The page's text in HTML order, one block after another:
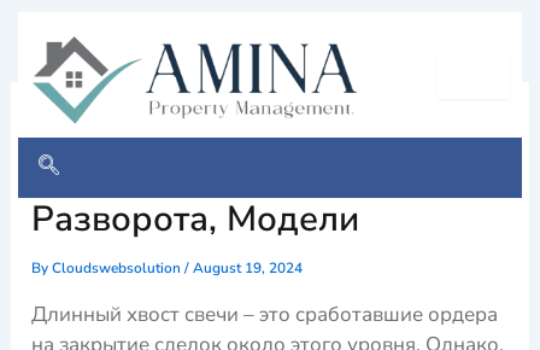
content
Свечной Анализ Рынка
Форекс: Паттерны
Разворота, Модели
ByCloudswebsolution/August 19, 2024
Длинный хвост свечи – это сработавшие ордера
на закрытие сделок около этого уровня. Однако,